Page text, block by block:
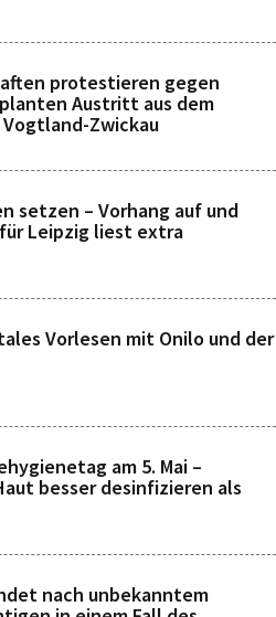
protestieren gegen
Austritt aus dem
Zwickau
setzen – Vorhang auf und
Leipzig liest extra
Vorlesen mit Onilo und der
am 5. Mai –
besser desinfizieren als
nach unbekanntem